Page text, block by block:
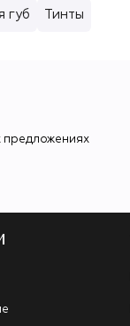
губ Тинты
предложениях